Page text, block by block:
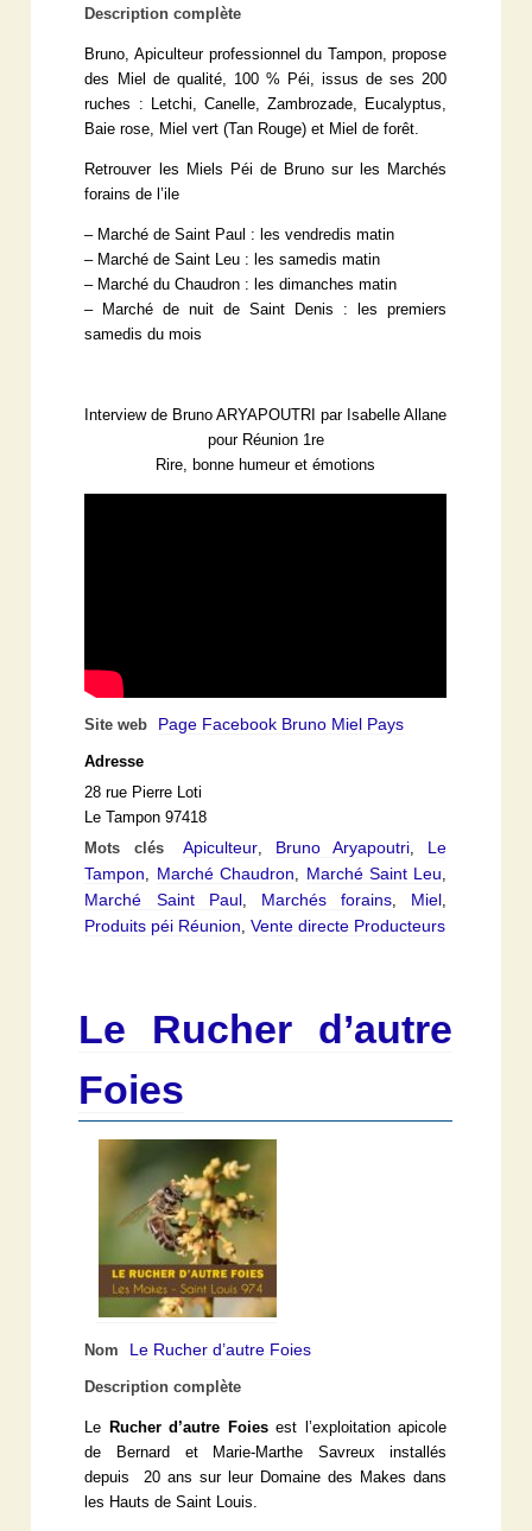
Description complète
Bruno, Apiculteur professionnel du Tampon, propose
des Miel de qualité, 100 % Péi, issus de ses 200
ruches : Letchi, Canelle, Zambrozade, Eucalyptus,
Baie rose, Miel vert (Tan Rouge) et Miel de forêt.
Retrouver les Miels Péi de Bruno sur les Marchés
forains de l’ile
– Marché de Saint Paul : les vendredis matin
– Marché de Saint Leu : les samedis matin
– Marché du Chaudron : les dimanches matin
– Marché de nuit de Saint Denis : les premiers
samedis du mois
Interview de Bruno ARYAPOUTRI par Isabelle Allane
pour Réunion 1re
Rire, bonne humeur et émotions
Site web Page Facebook Bruno Miel Pays
Adresse
28 rue Pierre Loti
Le Tampon 97418
Mots clés
Apiculteur, Bruno Aryapoutri, Le
Tampon, Marché Chaudron, Marché Saint Leu,
Marché Saint Paul, Marchés forains, Miel,
Produits péi Réunion,Vente directe Producteurs
Le Rucher d’autre
Foies
Nom Le Rucher d’autre Foies
Description complète
Le Rucher d’autre Foiesest l’exploitation apicole
de Bernard et Marie-Marthe Savreux installés
depuis 20 ans sur leur Domaine des Makes dans
les Hauts de Saint Louis.